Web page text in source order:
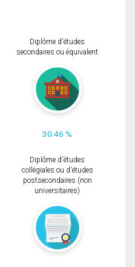
Diplôme d'études
secondaires ou équivalent
30.46 %
Diplôme d'études
collégiales ou d'études
postsecondaires (non
universitaires)